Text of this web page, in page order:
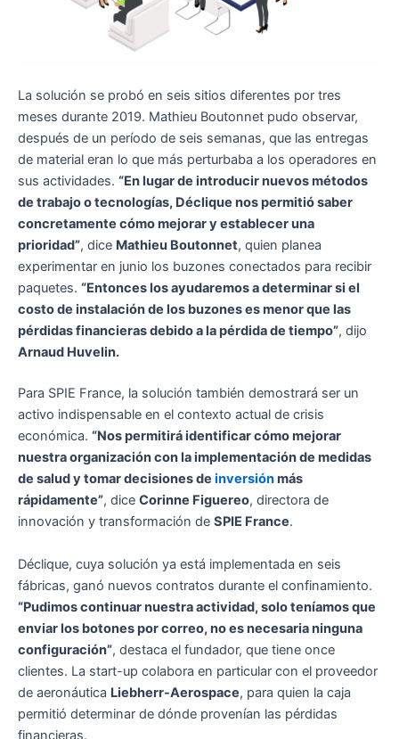
La solución se probó en seis sitios diferentes por tres
meses durante 2019. Mathieu Boutonnet pudo observar,
después de un período de seis semanas, que las entregas
de material eran lo que más perturbaba a los operadores en
sus actividades. “En lugar de introducir nuevos métodos
de trabajo o tecnologías, Déclique nos permitió saber
concretamente cómo mejorar y establecer una
prioridad”, dice Mathieu Boutonnet, quien planea
experimentar en junio los buzones conectados para recibir
paquetes. “Entonces los ayudaremos a determinar si el
costo de instalación de los buzones es menor que las
pérdidas financieras debido a la pérdida de tiempo”, dijo
Arnaud Huvelin.
Para SPIE France, la solución también demostrará ser un
activo indispensable en el contexto actual de crisis
económica. “Nos permitirá identificar cómo mejorar
nuestra organización con la implementación de medidas
de salud y tomar decisiones de inversiónmás
rápidamente”, dice Corinne Figuereo, directora de
innovación y transformación de SPIE France.
Déclique, cuya solución ya está implementada en seis
fábricas, ganó nuevos contratos durante el confinamiento.
“Pudimos continuar nuestra actividad, solo teníamos que
enviar los botones por correo, no es necesaria ninguna
configuración”, destaca el fundador, que tiene once
clientes. La start-up colabora en particular con el proveedor
de aeronáutica Liebherr-Aerospace, para quien la caja
permitió determinar de dónde provenían las pérdidas
financieras.